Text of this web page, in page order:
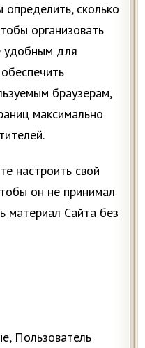
сколько
организовать
удобным для
браузерам,
максимально
настроить свой
он не принимал
материал Сайта без
Пользователь